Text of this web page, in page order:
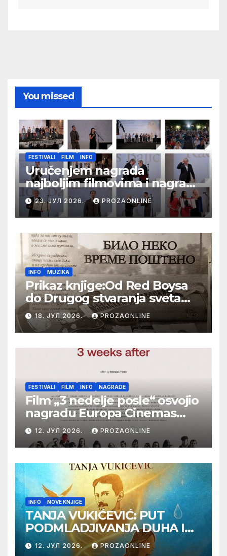
You missed
FESTIVALI FILM INFO
Uručenjem nagrada
najboljim filmovima i nagrade
„Aleksandar Lifka“ Radošu
Bajiću svečano zatvoren 33.
Festival evropskog filma Palić
23. ЈУЛ 2026. PROZAONLINE
INFO MUZIKA
Prikaz knjige:Od Red Boysa
do Drugog stvaranja sveta
(bilo neko vreme pošteno)
(autor- Zlatomira Sremca,
Botoš 2022. godine,
samizdat)
18. ЈУЛ 2026. PROZAONLINE
FESTIVALI FILM INFO NAGRADE
Film „3 nedelje posle“ osvojio
nagradu Europa Cinemas
Label na Filmskom festivalu
u Karlovim Varima
12. ЈУЛ 2026. PROZAONLINE
INFO NOVE KNJIGE
TANJA VUKIĆEVIĆ: PUT
PODMLADJIVANJA DUHA I
TELA SA TESLOM
12. ЈУЛ 2026. PROZAONLINE